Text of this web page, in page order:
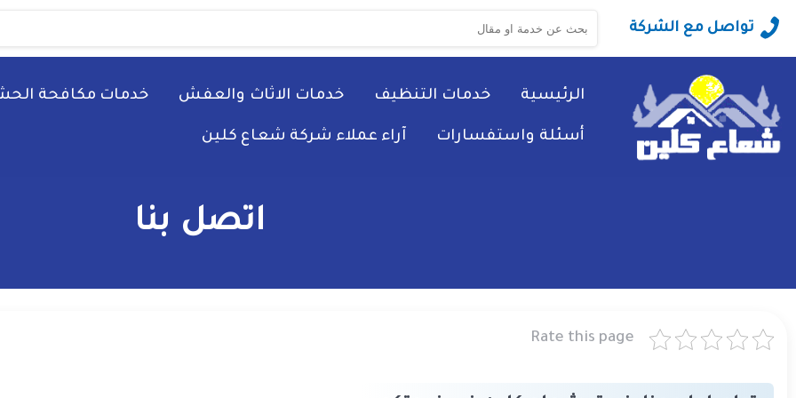
تواصل مع الشركة
البحث
عن:
الرئيسية خدمات التنظيف خدمات الاثاث والعفش خدمات مكافحة
أسئلة واستفسارات آراء عملاء شركة شعاع كلين
اتصل بنا
Rate this page